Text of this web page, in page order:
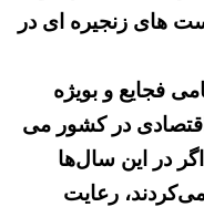
های زنجیره ای در
فجایع و بویژه
در کشور می
در این سال‌ها
رعایت